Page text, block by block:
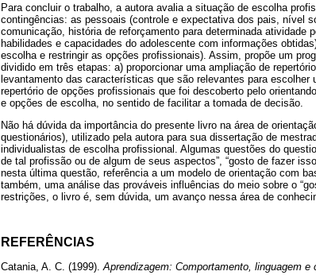
Para concluir o trabalho, a autora avalia a situação de escolha
contingências: as pessoais (controle e expectativa dos pais, nível
comunicação, história de reforçamento para determinada atividade
habilidades e capacidades do adolescente com informações
escolha e restringir as opções profissionais). Assim, propõe um
dividido em três etapas: a) proporcionar uma ampliação de
levantamento das características que são relevantes para
repertório de opções profissionais que foi descoberto pelo
e opções de escolha, no sentido de facilitar a tomada de decisão.
Não há dúvida da importância do presente livro na área de
questionários), utilizado pela autora para sua dissertação de
individualistas de escolha profissional. Algumas questões do
de tal profissão ou de algum de seus aspectos”, “gosto de fazer
nesta última questão, referência a um modelo de orientação com
também, uma análise das prováveis influências do meio sobre o
restrições, o livro é, sem dúvida, um avanço nessa área de
REFERÊNCIAS
Catania, A. C. (1999). Aprendizagem: Comportamento, linguagem e